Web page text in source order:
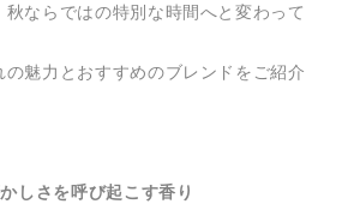
ならではの特別な時間へと変わって
の魅力とおすすめのブレンドをご紹介
しさを呼び起こす香り